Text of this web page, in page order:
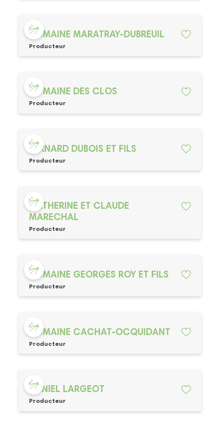
DOMAINE MARATRAY-DUBREUIL
Producteur
DOMAINE DES CLOS
Producteur
BERNARD DUBOIS ET FILS
Producteur
CATHERINE ET CLAUDE
MARECHAL
Producteur
DOMAINE GEORGES ROY ET FILS
Producteur
DOMAINE CACHAT-OCQUIDANT
Producteur
DANIEL LARGEOT
Producteur